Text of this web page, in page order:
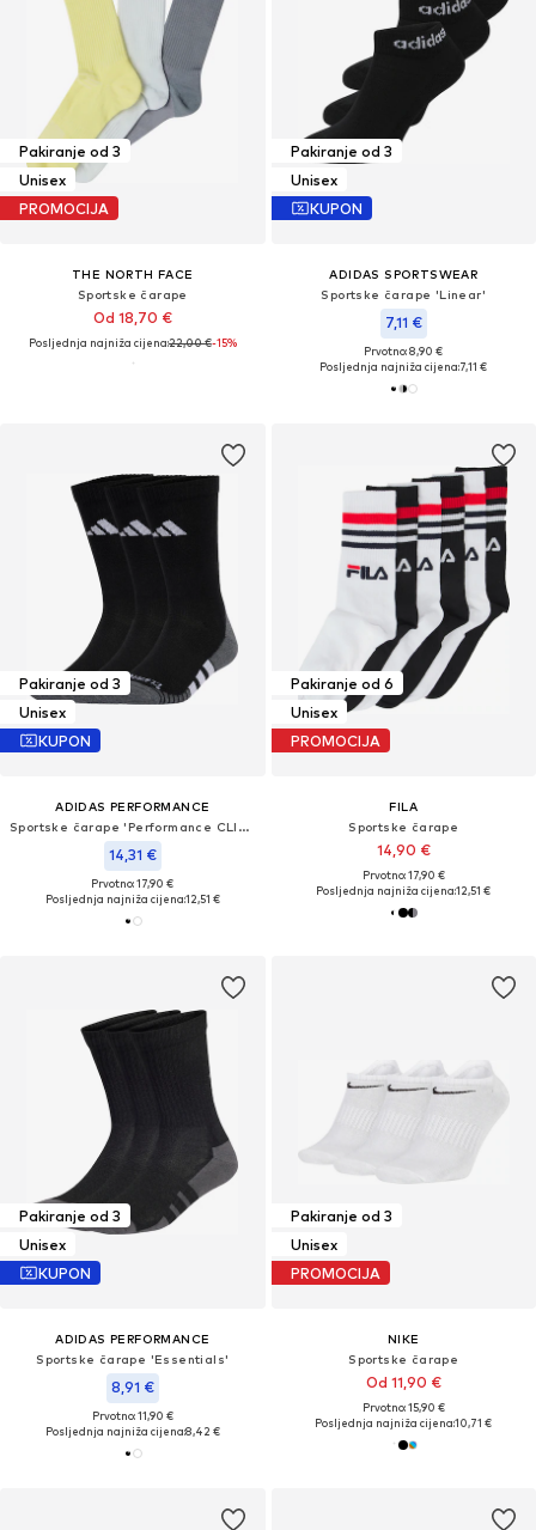
Pakiranje od 3
Unisex
PROMOCIJA
THE NORTH FACE
Sportske čarape
Od 18,70 €
Posljednja najniža cijena:22,00 €-15%
Pakiranje od 3
Unisex
KUPON
ADIDAS SPORTSWEAR
Sportske čarape 'Linear'
7,11 €
Prvotno: 8,90 €
Posljednja najniža cijena:7,11 €
Pakiranje od 3
Unisex
KUPON
ADIDAS PERFORMANCE
Sportske čarape 'Performance CLIMACOOL Cushioned Crew 3 Pairs'
14,31 €
Prvotno: 17,90 €
Posljednja najniža cijena:12,51 €
Pakiranje od 6
Unisex
PROMOCIJA
FILA
Sportske čarape
14,90 €
Prvotno: 17,90 €
Posljednja najniža cijena:12,51 €
Pakiranje od 3
Unisex
KUPON
ADIDAS PERFORMANCE
Sportske čarape 'Essentials'
8,91 €
Prvotno: 11,90 €
Posljednja najniža cijena:8,42 €
Pakiranje od 3
Unisex
PROMOCIJA
NIKE
Sportske čarape
Od 11,90 €
Prvotno: 15,90 €
Posljednja najniža cijena:10,71 €